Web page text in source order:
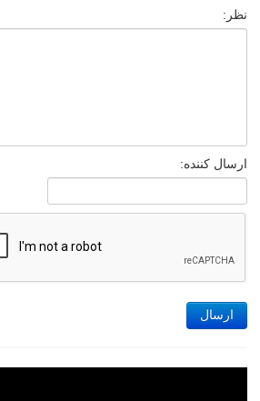
نظر:
ارسال کننده:
ارسال